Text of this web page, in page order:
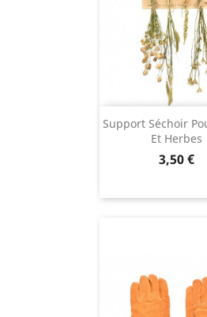
Support Séchoir
Et Herbes
Prix
3,50 €